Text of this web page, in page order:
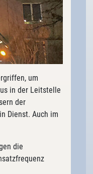
um
in der Leitstelle
der
Dienst. Auch im
die